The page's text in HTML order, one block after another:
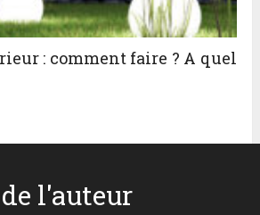
: comment faire ? A quel
l'auteur